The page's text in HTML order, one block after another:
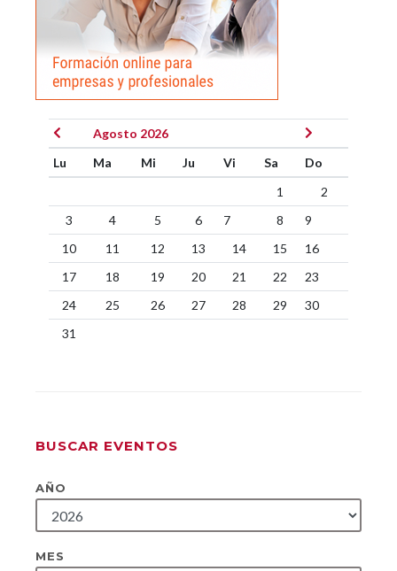
Agosto 2026
Lu
Ma Mi Ju Vi Sa
Do
1
2
3
4 5 6 7 8
9
10
11 12 13 14 15
16
17
18 19 20 21 22
23
24
25 26 27 28 29
30
31
BUSCAR EVENTOS
AÑO
MES